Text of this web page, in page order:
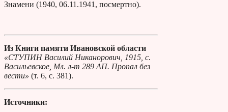
Знамени (1940, 06.11.1941, посмертно).
Из Книги памяти Ивановской области
«СТУПИН Василий Никанорович, 1915, с.
Васильевское, Мл. л-т 289 АП. Пропал без
вести» (т. 6, с. 381).
Источники: